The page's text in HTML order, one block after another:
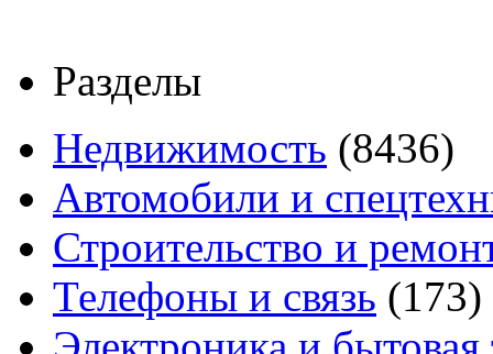
Разделы
Недвижимость (8436)
Автомобили и
Строительство и
Телефоны и связь (173)